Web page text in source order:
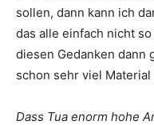
sollen, dann kann ich
das alle einfach nicht
diesen Gedanken dann
schon sehr viel Material
Dass Tua enorm hohe